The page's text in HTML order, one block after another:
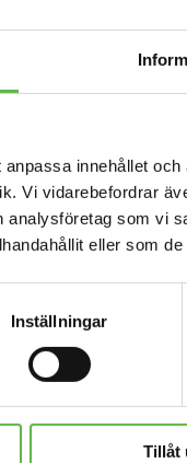
innehållet
Vi vidarebefordrar
som vi
eller som
Inställningar
Tillåt